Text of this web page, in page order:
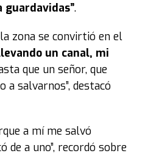
guardavidas”.
zona se convirtió en el
un canal, mi
que un señor, que
a salvarnos”, destacó
a mí me salvó
a uno”, recordó sobre